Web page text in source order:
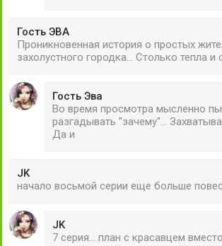
Гость ЭВА
Проникновенная история о простых
захолустного городка... Столько тепла и
Гость Эва
Во время просмотра мысленно
разгадывать "зачему"...
Да и
JK
начало восьмой серии еще больше
JK
7 серия... план с красавцем